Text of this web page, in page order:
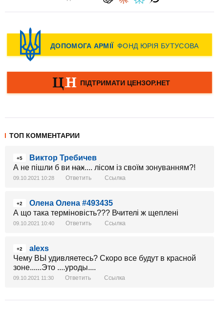
ТОП КОММЕНТАРИИ
+5
Виктор Требичев
А не пішли б ви нах.... лісом із своїм зонуванням?!
09.10.2021 10:28 Ответить Ссылка
+2
Олена Олена #493435
А що така терміновість??? Вчителі ж щеплені
09.10.2021 10:40 Ответить Ссылка
+2
alexs
Чему ВЫ удивляетесь? Скоро все будут в красной
зоне......Это ....уроды....
09.10.2021 11:30 Ответить Ссылка